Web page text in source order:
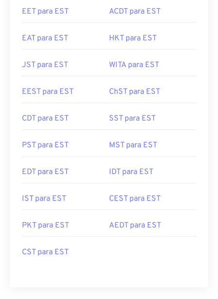
EET para EST ACDT para EST
EAT para EST HKT para EST
JST para EST WITA para EST
EEST para EST ChST para EST
CDT para EST SST para EST
PST para EST MST para EST
EDT para EST IDT para EST
IST para EST CEST para EST
PKT para EST AEDT para EST
CST para EST